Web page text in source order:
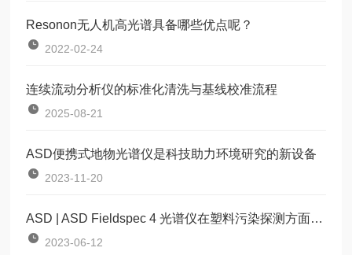
Resonon无人机高光谱具备哪些优点呢？
2022-02-24
连续流动分析仪的标准化清洗与基线校准流程
2025-08-21
ASD便携式地物光谱仪是科技助力环境研究的新设备
2023-11-20
ASD | ASD Fieldspec 4 光谱仪在塑料污染探测方面的应用
2023-06-12